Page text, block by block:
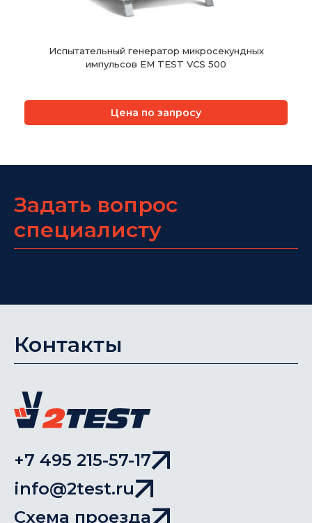
Испытательный генератор микросекундных
импульсов EM TEST VCS 500
Цена по запросу
Задать вопрос
специалисту
Контакты
+7 495 215-57-17
info@2test.ru
Схема проезда